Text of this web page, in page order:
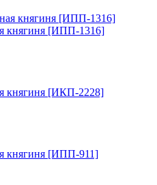
княгиня [ИПП-1316]
княгиня [ИКП-2228]
княгиня [ИПП-911]